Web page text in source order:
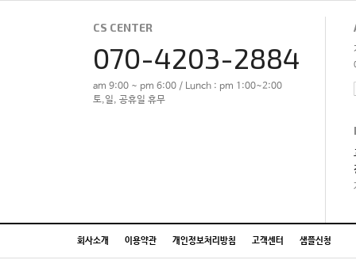
CS CENTER
070-4203-2884
am 9:00 ~ pm 6:00 / Lunch : pm 1:00~2:00
토,일, 공휴일 휴무
회사소개 이용약관 개인정보처리방침 고객센터 샘플신청